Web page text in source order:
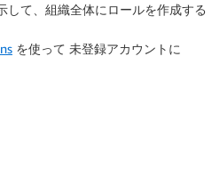
して、組織全体にロールを作成する
を使って 未登録アカウントに